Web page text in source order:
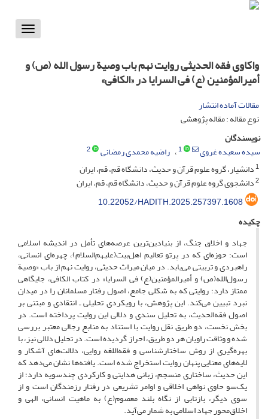
Toggle
واکاوی فقه الحدیثی روایت نهم باب وصیة رسول الله (ص) و
أمیرالمؤمنین (ع) فی السرایا در «الکافی»
مقالات آماده انتشار
نوع مقاله : مقاله پژوهشی
نویسندگان
سیده سعیده غروی
1 راضیه محمدی رمضانی
2
1دانشیار، گروه علوم قرآن و حدیث، دانشگاه قم، قم، ایران
2دانشجوی گروه علوم قرآن و حدیث، دانشگاه قم، قم، ایران
10.22052/HADITH.2025.257397.1608
چکیده
جهاد و اخلاق جنگ، از بنیادین‌ترین عرصه‌های تأمل در اندیشه اسلامی
است؛ حوزه‌ای که در پرتو تعالیم اهل‌بیت(علیهم‌السلام)، چهره‌ای انسانی،
راهبردی و تربیتی می‌یابد. در میان میراث حدیثی، روایت نهم از باب «وصیة
رسول‌الله(ص) و أمیرالمؤمنین(ع) فی السرایا» در کتاب الکافی، جایگاهی
ممتاز دارد؛ روایتی که به شکلی جامع، اصول رفتار مسلمانان را در میدان
نبرد تبیین می‌کند. این پژوهش، با رویکردی تحلیلی ـ انتقادی و مبتنی بر
اصول فقه‌الحدیث، به تحلیل سندی و دلالی این روایت پرداخته است. در
بخش نخست، دو طریق نقل روایت با استناد به منابع رجالی معتبر بررسی
شده و وثاقت راویان هر دو طریق، احراز گردیده است. در تحلیل دلالی نیز، با
بهره‌گیری از روش ساختارشناسی و فقه‌اللغه روایی، دلالت‌های آشکار و
لایه‌های معنایی پنهان روایت استخراج شده است. یافته‌ها نشان می‌دهد که
این حدیث، ساختاری منسجم، زبانی هدایتی و کارکردی چندسویه دارد؛ از
یک‌سو حاوی نواهی اخلاقی و اوامر تشریعی در رفتار رزمندگان است و از
سوی دیگر، بازتابی از نگاه بلند معصوم(ع) به ماهیت انسانی، الهی و
اخلاق‌محور جهاد اسلامی به شمار می‌آید.